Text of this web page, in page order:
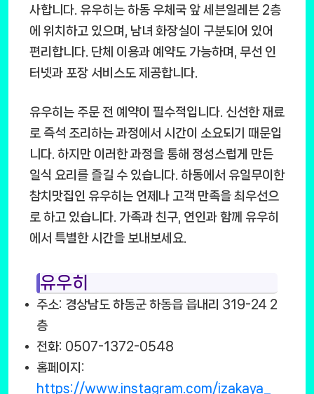
사합니다. 유우히는 하동 우체국 앞 세븐일레븐 2층
에 위치하고 있으며, 남녀 화장실이 구분되어 있어
편리합니다. 단체 이용과 예약도 가능하며, 무선 인
터넷과 포장 서비스도 제공합니다.
유우히는 주문 전 예약이 필수적입니다. 신선한 재료
로 즉석 조리하는 과정에서 시간이 소요되기 때문입
니다. 하지만 이러한 과정을 통해 정성스럽게 만든
일식 요리를 즐길 수 있습니다. 하동에서 유일무이한
참치맛집인 유우히는 언제나 고객 만족을 최우선으
로 하고 있습니다. 가족과 친구, 연인과 함께 유우히
에서 특별한 시간을 보내보세요.
유우히
주소: 경상남도 하동군 하동읍 읍내리 319-24 2
층
전화: 0507-1372-0548
홈페이지:
https://www.instagram.com/izakaya_